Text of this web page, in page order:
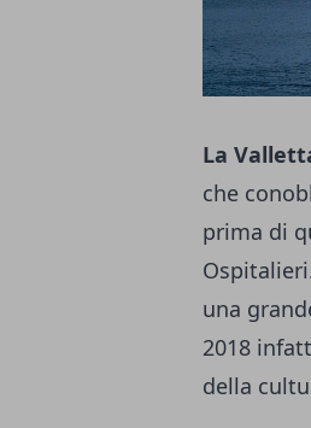
La
che
prima di
una
2018
della